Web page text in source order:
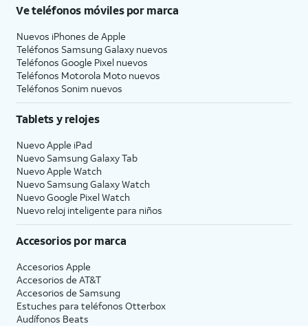
Ve teléfonos móviles por marca
Nuevos iPhones de Apple
Teléfonos Samsung Galaxy nuevos
Teléfonos Google Pixel nuevos
Teléfonos Motorola Moto nuevos
Teléfonos Sonim nuevos
Tablets y relojes
Nuevo Apple iPad
Nuevo Samsung Galaxy Tab
Nuevo Apple Watch
Nuevo Samsung Galaxy Watch
Nuevo Google Pixel Watch
Nuevo reloj inteligente para niños
Accesorios por marca
Accesorios Apple
Accesorios de AT&T
Accesorios de Samsung
Estuches para teléfonos Otterbox
Audífonos Beats